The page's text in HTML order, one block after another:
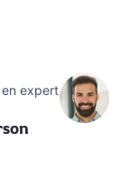
expert